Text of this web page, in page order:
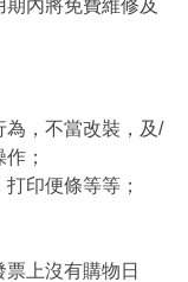
內將免費維修及
為，不當改裝，及/
；
印便條等等；
上沒有購物日